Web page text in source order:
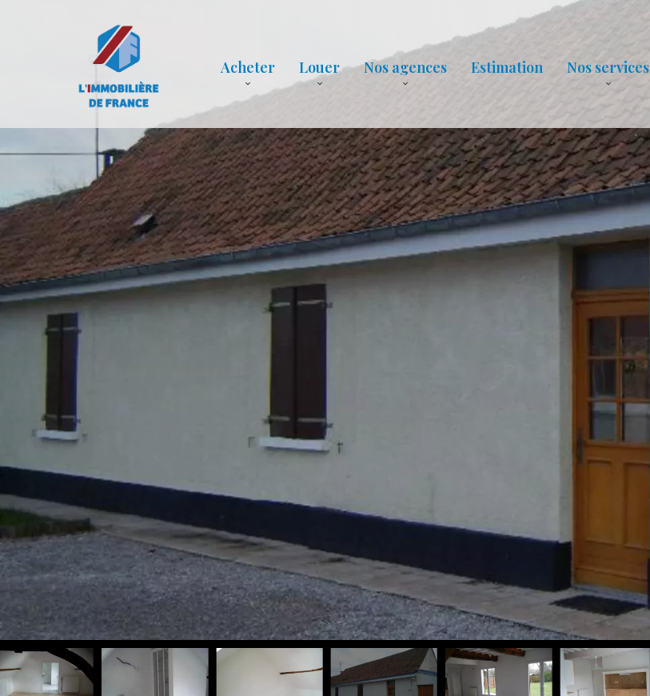
Acheter Louer Nos agences Estimation Nos services